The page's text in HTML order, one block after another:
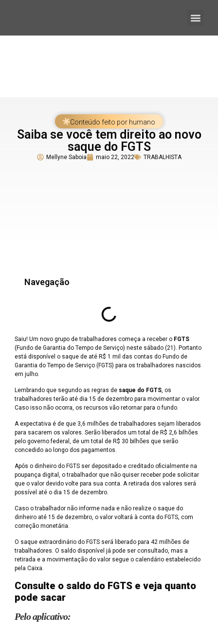
Conteúdo feito por humano
Saiba se você tem direito ao novo
saque do FGTS
Mellyne Saboia maio 22, 2022 TRABALHISTA
Navegação
Saiu! Um novo grupo de trabalhadores começa a receber o FGTS
(Fundo de Garantia do Tempo de Serviço) neste sábado (21). Portanto
está disponível o saque de até R$ 1 mil das contas do Fundo de
Garantia do Tempo de Serviço (FGTS) para os trabalhadores nascidos
em julho.
Lembrando que segundo as regras de saque do FGTS, os
trabalhadores terão até dia 15 de dezembro para movimentar o valor.
Caso isso não ocorra, os recursos vão retornar para o fundo.
A expectativa é de que 3,6 milhões de trabalhadores sejam liberados
para sacarem os valores. Serão liberados um total de R$ 2,6 bilhões
pelo governo federal, de um total de R$ 30 bilhões que serão
concedido ao longo dos pagamentos.
Após o dinheiro do FGTS ser depositado e creditado oficialmente na
poupança digital, o trabalhador que não quiser receber pode solicitar
que o valor devido volte para sua conta. A retirada dos valores será
possível até o dia 15 de dezembro.
Caso o trabalhador não informe nada e não realize o saque do
dinheiro até 15 de dezembro, o valor voltará à conta do FGTS, com
correção monetária.
O saque extraordinário do FGTS será liberado para 42 milhões de
trabalhadores. O saldo disponível já pode ser consultado, mas a
retirada e a movimentação do valor segue o calendário estabelecido
pela Caixa.
Consulte o saldo do FGTS e veja quanto
pode sacar
Pelo aplicativo: